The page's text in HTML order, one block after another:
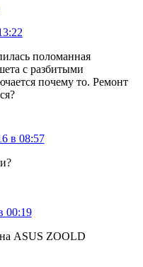
поломанная
с разбитыми
почему то. Ремонт
в 08:57
00:19
на ASUS ZOOLD